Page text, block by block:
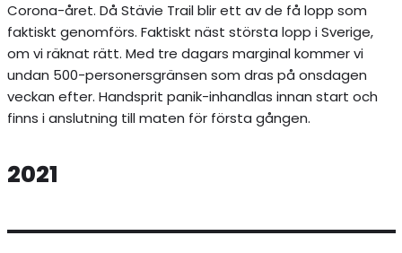
Corona-året. Då Stävie Trail blir ett av de få lopp som
faktiskt genomförs. Faktiskt näst största lopp i Sverige,
om vi räknat rätt. Med tre dagars marginal kommer vi
undan 500-personersgränsen som dras på onsdagen
veckan efter. Handsprit panik-inhandlas innan start och
finns i anslutning till maten för första gången.
2021